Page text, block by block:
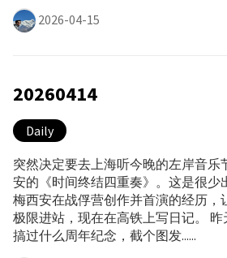
2026-04-15
20260414
Daily
突然决定要去上海听今晚的左岸音乐
安的《时间终结四重奏》。这是很少
梅西安在战俘营创作并首演的经历，
极限进站，现在在高铁上写日记。 昨
搞过什么周年纪念，截个图发......